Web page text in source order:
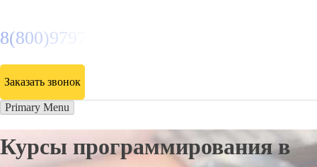
8(800)9797043
Заказать звонок
Primary Menu
Курсы программирования в